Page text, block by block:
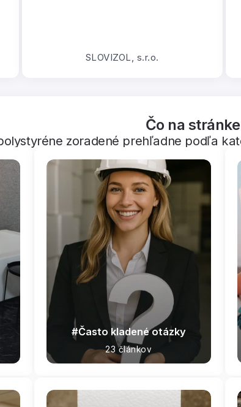
SLOVIZOL, s.r.o.
Čo na stránke
zoradené prehľadne podľa
Často kladené otázky
23 článkov